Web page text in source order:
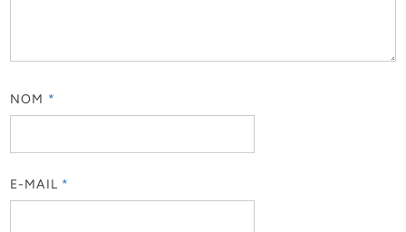
NOM *
E-MAIL *